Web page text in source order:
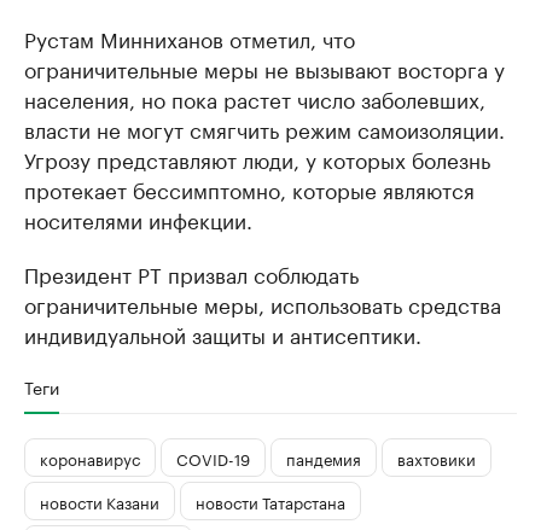
Рустам Минниханов отметил, что
ограничительные меры не вызывают восторга у
населения, но пока растет число заболевших,
власти не могут смягчить режим самоизоляции.
Угрозу представляют люди, у которых болезнь
протекает бессимптомно, которые являются
носителями инфекции.
Президент РТ призвал соблюдать
ограничительные меры, использовать средства
индивидуальной защиты и антисептики.
Теги
коронавирус COVID-19 пандемия
вахтовики
новости Казани
новости Татарстана